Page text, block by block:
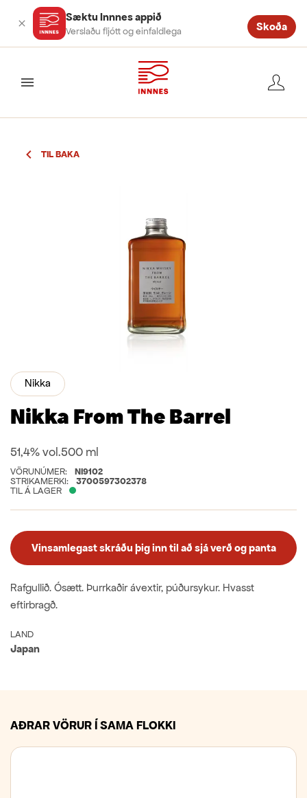
Sæktu Innnes appið
Verslaðu fljótt og einfaldlega Skoða
valmynd
TIL BAKA
Nikka
Nikka From The Barrel
51,4% vol.500 ml
VÖRUNÚMER:
NI9102
STRIKAMERKI:
3700597302378
TIL Á LAGER
Vinsamlegast skráðu þig inn til að sjá verð og panta
Rafgullið. Ósætt. Þurrkaðir ávextir, púðursykur. Hvasst
eftirbragð.
LAND
Japan
AÐRAR VÖRUR Í SAMA FLOKKI